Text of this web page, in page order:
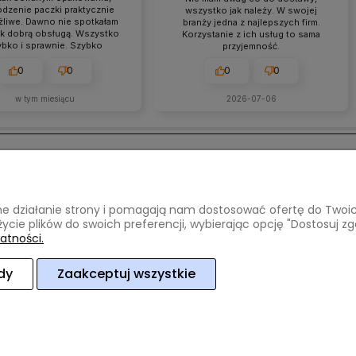
paczki praktycznie
Dawno nie spotkałam
dobrą obsługą. Wszystko
i sprawnie. Szybko
się terminowo. Polecam👍️
0 0
w tym miesiącu
wszystko jak należy. W swojej
branży jedna z najlepszych firm.
Korzystanie z ich usług to sama
przyjemność.
0 0
2026-07-06
dostawy
Regulamin
Polityka prywatności
woj. mazowieckie NIP: 8212472854
działanie strony i pomagają nam dostosować ofertę do
plików do swoich preferencji, wybierając opcję "Dostosuj
Zaakceptuj wszystkie